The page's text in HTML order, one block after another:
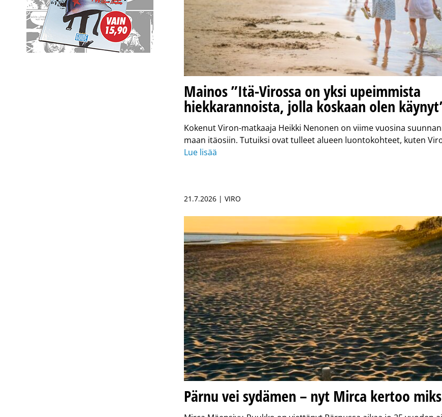
Mainos”Itä-Virossa on yksi upeimmista
hiekkarannoista, jolla koskaan olen
Kokenut Viron-matkaaja Heikki Nenonen on viime vuosina
maan itäosiin. Tutuiksi ovat tulleet alueen luontokohteet, kuten
Lue lisää
21.7.2026 | VIRO
Pärnu vei sydämen – nyt Mirca kertoo